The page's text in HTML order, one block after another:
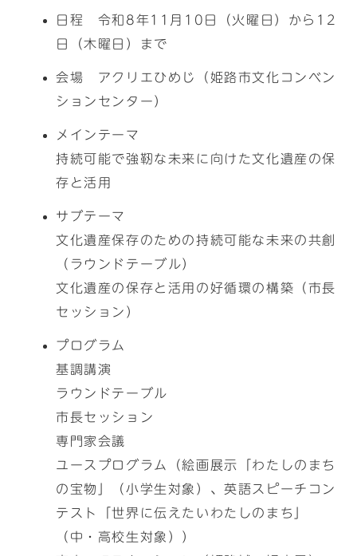
日程 令和8年11月10日（火曜日）から12
日（木曜日）まで
会場 アクリエひめじ（姫路市文化コンベン
ションセンター）
メインテーマ
持続可能で強靭な未来に向けた文化遺産の保
存と活用
サブテーマ
文化遺産保存のための持続可能な未来の共創
（ラウンドテーブル）
文化遺産の保存と活用の好循環の構築（市長
セッション）
プログラム
基調講演
ラウンドテーブル
市長セッション
専門家会議
ユースプログラム（絵画展示「わたしのまち
の宝物」（小学生対象）、英語スピーチコン
テスト「世界に伝えたいわたしのまち」
（中・高校生対象））